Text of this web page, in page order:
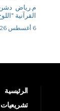
القرآنية "اللوح
6 أغسطس 2026
الرئيسية
تشريعيات 2026